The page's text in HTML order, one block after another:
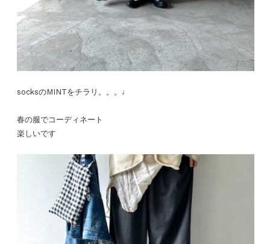
socksのMINTをチラリ。。。♩
春の服でコーディネート
楽しいです